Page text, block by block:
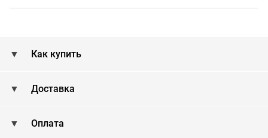
Как купить
Доставка
Оплата